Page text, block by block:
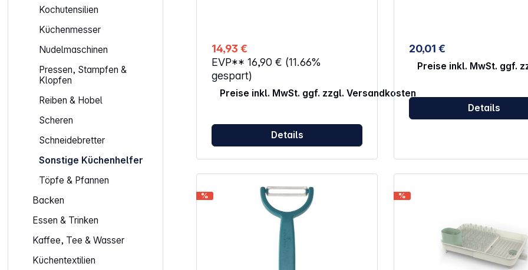
Kochutensilien
Küchenmesser
Nudelmaschinen
Pressen, Stampfen &
Klopfen
Reiben & Hobel
Scheren
Schneidebretter
Sonstige Küchenhelfer
Töpfe & Pfannen
Backen
Essen & Trinken
Kaffee, Tee & Wasser
Küchentextilien
Spülmaschinenfest für eine einfache
Reinigung Hitzebeständig – geeignet
für heiße Küchenumgebungen
Glasschaber erleichtert das Verteilen
und Abkratzen von Zutaten
14,93 €
EVP** 16,90 € (11.66%
gespart)
Preise inkl. MwSt. ggf. zzgl. Versandkosten
Details
20,01 €
Preise inkl. MwSt. ggf.
Details
% %